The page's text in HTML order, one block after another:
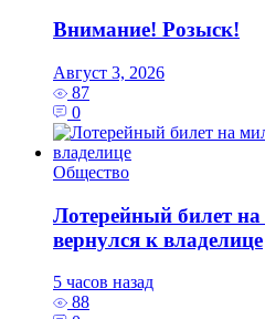
Внимание! Розыск!
Август 3, 2026
87
0
Общество
Лотерейный билет
вернулся к владелице
5 часов назад
88